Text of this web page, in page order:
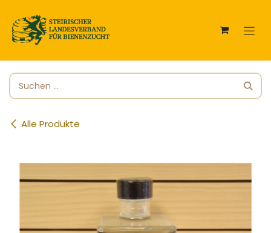
Alle Produkte